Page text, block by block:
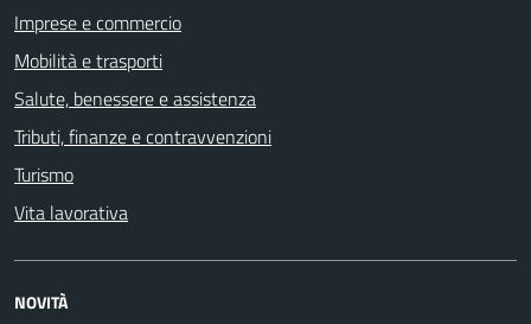
Imprese e commercio
Mobilità e trasporti
Salute, benessere e assistenza
Tributi, finanze e contravvenzioni
Turismo
Vita lavorativa
NOVITÀ